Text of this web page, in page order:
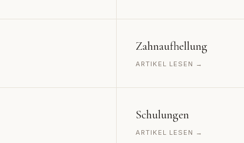
Zahnaufhellung
ARTIKEL LESEN →
Schulungen
ARTIKEL LESEN →